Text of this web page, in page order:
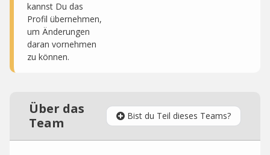
kannst Du das
Profil übernehmen,
um Änderungen
daran vornehmen
zu können.
Über das
Team
Bist du Teil dieses Teams?